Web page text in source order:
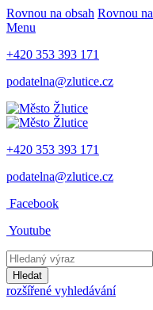
Rovnou na obsah Rovnou
Menu
+420 353 393 171
podatelna@zlutice.cz
+420 353 393 171
podatelna@zlutice.cz
Facebook
Youtube
Hledat
rozšířené vyhledávání